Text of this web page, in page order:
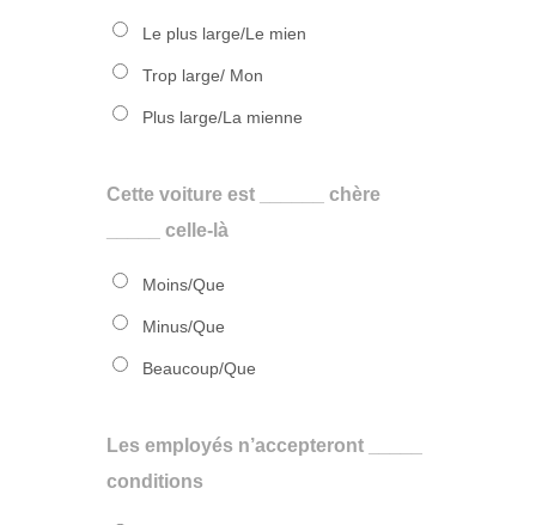
Le plus large/Le mien
Trop large/ Mon
Plus large/La mienne
Cette voiture est ______ chère
_____ celle-là
Moins/Que
Minus/Que
Beaucoup/Que
Les employés n’accepteront _____
conditions